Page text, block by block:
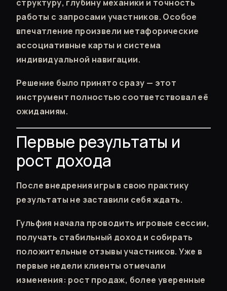
структуру, глубину механики и точность
работы с запросами участников. Особое
впечатление произвели метафорические
ассоциативные карты и система
индивидуальной навигации.
Решение было принято сразу — этот
инструмент полностью соответствовал её
ожиданиям.
Первые результаты и
рост дохода
После внедрения игры в свою практику
результаты не заставили себя ждать.
Гульфия начала проводить игровые сессии,
получать стабильный доход и собирать
положительные отзывы участников. Уже в
первые недели клиенты отмечали
изменения: рост продаж, более уверенные